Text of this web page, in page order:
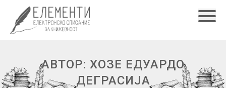
АВТОР: ХОЗЕ ЕДУАРДО
ДЕГРАСИЈА